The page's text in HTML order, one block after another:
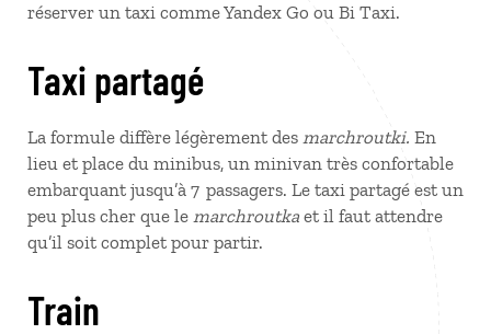
réserver un taxi comme Yandex Go ou Bi Taxi.
Taxi partagé
La formule diffère légèrement des marchroutki. En
lieu et place du minibus, un minivan très confortable
embarquant jusqu’à 7 passagers. Le taxi partagé est un
peu plus cher que le marchroutka et il faut attendre
qu’il soit complet pour partir.
Train